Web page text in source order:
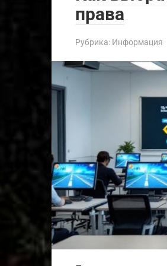
права
Рубрика: Информация